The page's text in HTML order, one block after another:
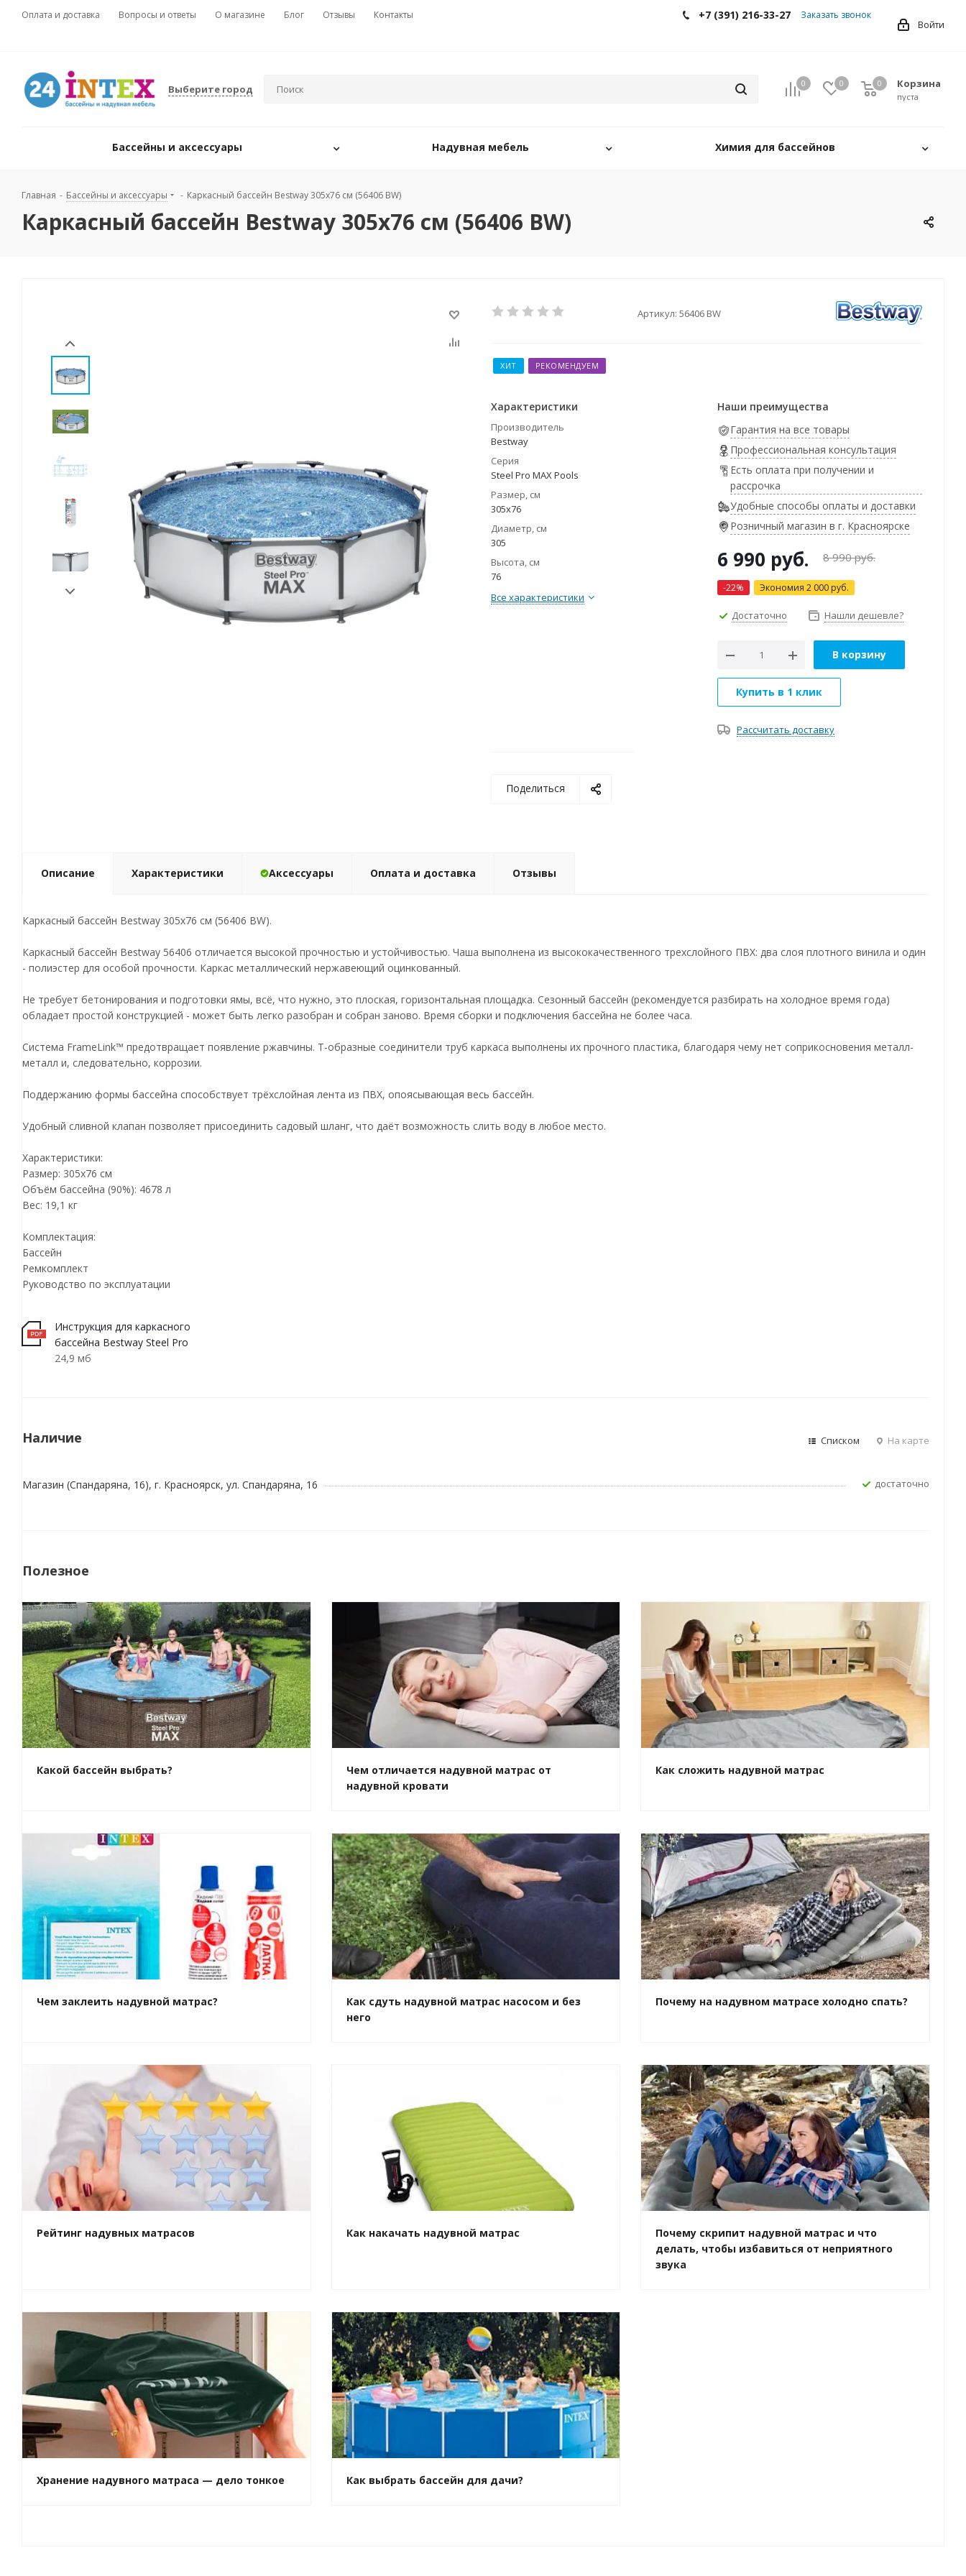
Оплата и доставка Вопросы и ответы О магазине Блог Отзывы
Контакты
Войти
+7 (391) 216-33-27 Заказать звонок
Выберите город 0 0 Корзина
0
пуста
0
Бассейны и аксессуары Надувная мебель Химия для бассейнов
Главная - Бассейны и аксессуары - Каркасный бассейн Bestway 305х76 см (56406 BW)
Каркасный бассейн Bestway 305х76 см (56406 BW)
Артикул: 56406 BW
ХИТ РЕКОМЕНДУЕМ
Характеристики
Производитель
Bestway
Серия
Steel Pro MAX Pools
Размер, см
305x76
Диаметр, см
305
Высота, см
76
Все характеристики
Наши преимущества
Гарантия на все товары
Профессиональная консультация
Есть оплата при получении и
рассрочка
Удобные способы оплаты и доставки
Розничный магазин в г. Красноярске
6 990 руб. 8 990руб.
-22% Экономия 2 000 руб.
Достаточно Нашли дешевле?
В корзину
Купить в 1 клик
Рассчитать доставку
Поделиться
Описание Характеристики Аксессуары Оплата и доставка Отзывы
Каркасный бассейн Bestway 305х76 см (56406 BW).
Каркасный бассейн Bestway 56406 отличается высокой прочностью и устойчивостью. Чаша выполнена из высококачественного трехслойного ПВХ: два слоя плотного винила и один
- полиэстер для особой прочности. Каркас металлический нержавеющий оцинкованный.
Не требует бетонирования и подготовки ямы, всё, что нужно, это плоская, горизонтальная площадка. Сезонный бассейн (рекомендуется разбирать на холодное время года)
обладает простой конструкцией - может быть легко разобран и собран заново. Время сборки и подключения бассейна не более часа.
Система FrameLink™ предотвращает появление ржавчины. Т-образные соединители труб каркаса выполнены их прочного пластика, благодаря чему нет соприкосновения металл-
металл и, следовательно, коррозии.
Поддержанию формы бассейна способствует трёхслойная лента из ПВХ, опоясывающая весь бассейн.
Удобный сливной клапан позволяет присоединить садовый шланг, что даёт возможность слить воду в любое место.
Характеристики:
Размер: 305х76 cм
Объём бассейна (90%): 4678 л
Вес: 19,1 кг
Комплектация:
Бассейн
Ремкомплект
Руководство по эксплуатации
Инструкция для каркасного
бассейна Bestway Steel Pro
24,9 мб
Наличие Списком На карте
Магазин (Спандаряна, 16), г. Красноярск, ул. Спандаряна, 16 Достаточно
Полезное
Какой бассейн выбрать?
Чем отличается надувной матрас от
надувной кровати
Как сложить надувной матрас
Чем заклеить надувной матрас?
Как сдуть надувной матрас насосом и без
него
Почему на надувном матрасе холодно спать?
Рейтинг надувных матрасов Как накачать надувной матрас
Почему скрипит надувной матрас и что
делать, чтобы избавиться от неприятного
звука
Хранение надувного матраса — дело тонкое Как выбрать бассейн для дачи?